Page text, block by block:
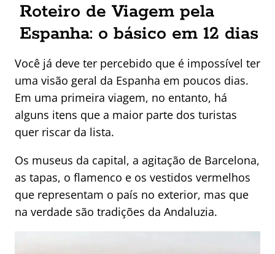
Roteiro de Viagem pela
Espanha: o básico em 12 dias
Você já deve ter percebido que é impossível ter
uma visão geral da Espanha em poucos dias.
Em uma primeira viagem, no entanto, há
alguns itens que a maior parte dos turistas
quer riscar da lista.
Os museus da capital, a agitação de Barcelona,
as tapas, o flamenco e os vestidos vermelhos
que representam o país no exterior, mas que
na verdade são tradições da Andaluzia.